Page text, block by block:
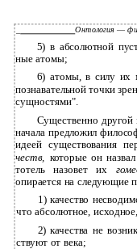
Онтология—
5) в абсолютной
ные атомы;
6) атомы, в силу их
познавательной точки
сущностями".
Существенно
начала предложил
идеей существования
честв, которые он
тотель назовет их
опирается на следующие
1) качество
что абсолютное,
2) качества не
ствуют от века;